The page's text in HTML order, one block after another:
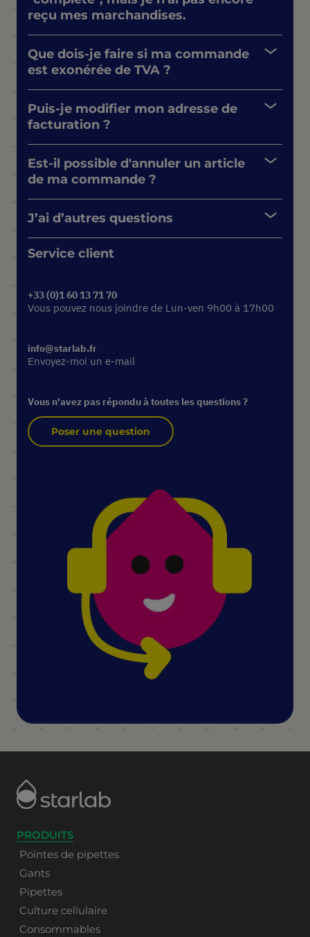
reçu mes marchandises.
Que dois-je faire si ma commande
est exonérée de TVA ?
Puis-je modifier mon adresse de
facturation ?
Est-il possible d'annuler un article
de ma commande ?
J’ai d’autres questions
Service client
+33 (0)1 60 13 71 70
Vous pouvez nous joindre de Lun-ven 9h00 à 17h00
info@starlab.fr
Envoyez-moi un e-mail
Vous n'avez pas répondu à toutes les questions ?
Poser une question
PRODUITS
Pointes de pipettes
Gants
Pipettes
Culture cellulaire
Consommables